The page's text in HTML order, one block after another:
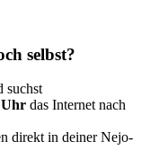
selbst?
suchst
das Internet nach
direkt in deiner Nejo-